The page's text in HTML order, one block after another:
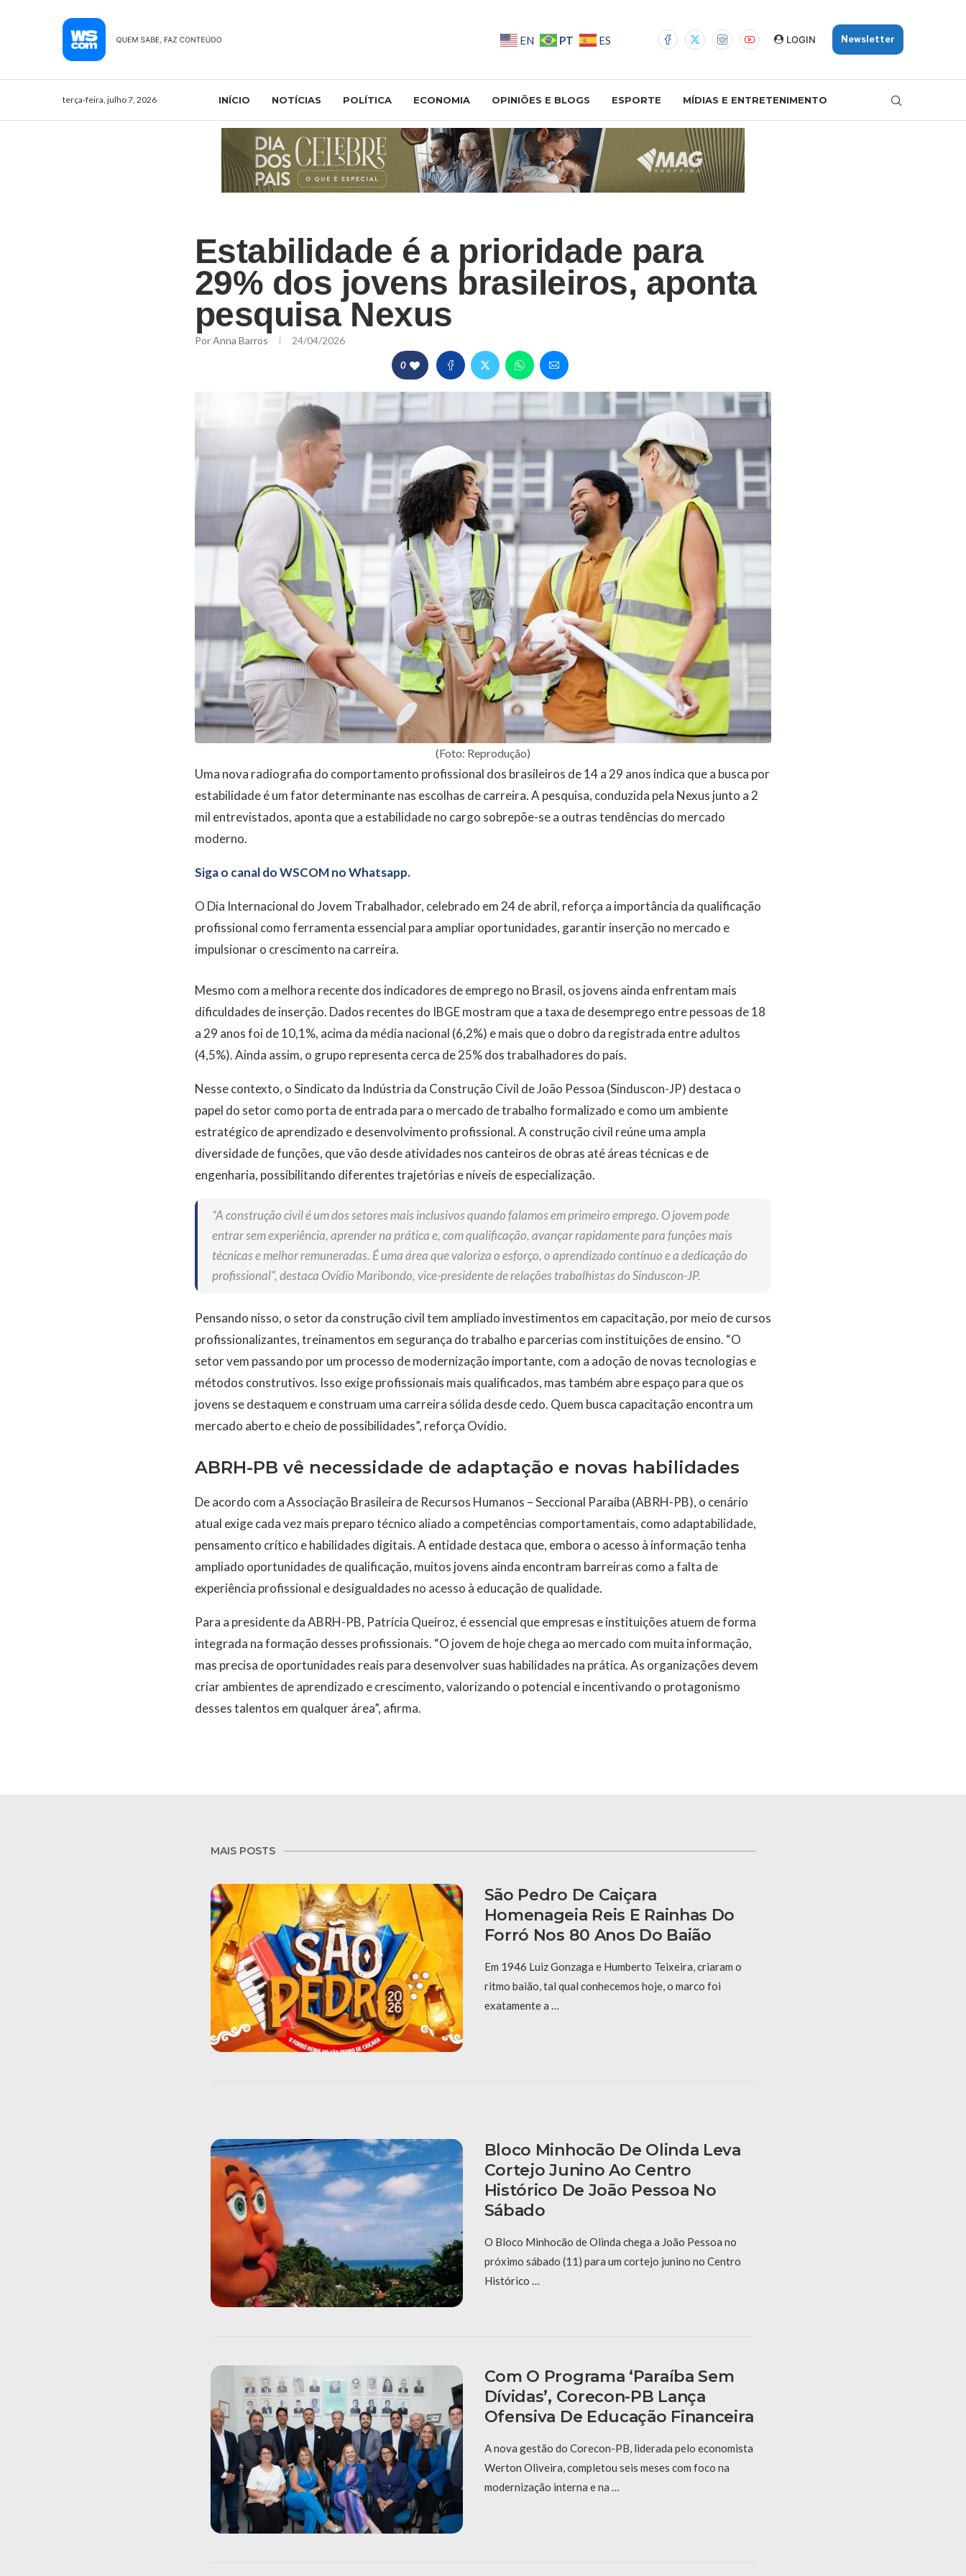
EN PT ES LOGIN Newsletter
terça-feira, julho 7, 2026 INÍCIO NOTÍCIAS POLÍTICA ECONOMIA OPINIÕES E BLOGS ESPORTE MÍDIAS E ENTRETENIMENTO
Estabilidade é a prioridade para
29% dos jovens brasileiros, aponta
pesquisa Nexus
PorAnna Barros 24/04/2026
0
(Foto: Reprodução)
Uma nova radiografia do comportamento profissional dos brasileiros de 14 a 29 anos indica que a busca por
estabilidade é um fator determinante nas escolhas de carreira. A pesquisa, conduzida pela Nexus junto a 2
mil entrevistados, aponta que a estabilidade no cargo sobrepõe-se a outras tendências do mercado
moderno.
Siga o canal do WSCOM no Whatsapp.
O Dia Internacional do Jovem Trabalhador, celebrado em 24 de abril, reforça a importância da qualificação
profissional como ferramenta essencial para ampliar oportunidades, garantir inserção no mercado e
impulsionar o crescimento na carreira.
Mesmo com a melhora recente dos indicadores de emprego no Brasil, os jovens ainda enfrentam mais
dificuldades de inserção. Dados recentes do IBGE mostram que a taxa de desemprego entre pessoas de 18
a 29 anos foi de 10,1%, acima da média nacional (6,2%) e mais que o dobro da registrada entre adultos
(4,5%). Ainda assim, o grupo representa cerca de 25% dos trabalhadores do país.
Nesse contexto, o Sindicato da Indústria da Construção Civil de João Pessoa (Sinduscon-JP) destaca o
papel do setor como porta de entrada para o mercado de trabalho formalizado e como um ambiente
estratégico de aprendizado e desenvolvimento profissional. A construção civil reúne uma ampla
diversidade de funções, que vão desde atividades nos canteiros de obras até áreas técnicas e de
engenharia, possibilitando diferentes trajetórias e níveis de especialização.
“A construção civil é um dos setores mais inclusivos quando falamos em primeiro emprego. O jovem pode
entrar sem experiência, aprender na prática e, com qualificação, avançar rapidamente para funções mais
técnicas e melhor remuneradas. É uma área que valoriza o esforço, o aprendizado contínuo e a dedicação do
profissional”, destaca Ovídio Maribondo, vice-presidente de relações trabalhistas do Sinduscon-JP.
Pensando nisso, o setor da construção civil tem ampliado investimentos em capacitação, por meio de cursos
profissionalizantes, treinamentos em segurança do trabalho e parcerias com instituições de ensino. “O
setor vem passando por um processo de modernização importante, com a adoção de novas tecnologias e
métodos construtivos. Isso exige profissionais mais qualificados, mas também abre espaço para que os
jovens se destaquem e construam uma carreira sólida desde cedo. Quem busca capacitação encontra um
mercado aberto e cheio de possibilidades”, reforça Ovídio.
ABRH-PB vê necessidade de adaptação e novas habilidades
De acordo com a Associação Brasileira de Recursos Humanos – Seccional Paraíba (ABRH-PB), o cenário
atual exige cada vez mais preparo técnico aliado a competências comportamentais, como adaptabilidade,
pensamento crítico e habilidades digitais. A entidade destaca que, embora o acesso à informação tenha
ampliado oportunidades de qualificação, muitos jovens ainda encontram barreiras como a falta de
experiência profissional e desigualdades no acesso à educação de qualidade.
Para a presidente da ABRH-PB, Patrícia Queiroz, é essencial que empresas e instituições atuem de forma
integrada na formação desses profissionais. “O jovem de hoje chega ao mercado com muita informação,
mas precisa de oportunidades reais para desenvolver suas habilidades na prática. As organizações devem
criar ambientes de aprendizado e crescimento, valorizando o potencial e incentivando o protagonismo
desses talentos em qualquer área”, afirma.
MAIS POSTS
São Pedro De Caiçara
Homenageia Reis E Rainhas Do
Forró Nos 80 Anos Do Baião
Em 1946 Luiz Gonzaga e Humberto Teixeira, criaram o
ritmo baião, tal qual conhecemos hoje, o marco foi
exatamente a …
Bloco Minhocão De Olinda Leva
Cortejo Junino Ao Centro
Histórico De João Pessoa No
Sábado
O Bloco Minhocão de Olinda chega a João Pessoa no
próximo sábado (11) para um cortejo junino no Centro
Histórico …
Com O Programa ‘Paraíba Sem
Dívidas’, Corecon-PB Lança
Ofensiva De Educação Financeira
A nova gestão do Corecon-PB, liderada pelo economista
Werton Oliveira, completou seis meses com foco na
modernização interna e na …